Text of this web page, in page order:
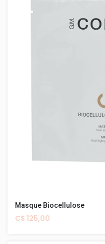
Masque Biocellulose
C$ 125,00